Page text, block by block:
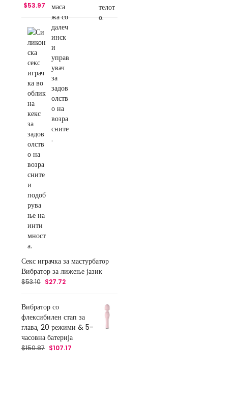
$53.97
Секс играчка за мастурбатор
Вибратор за лижење јазик
$53.10 $27.72
Вибратор со
флексибилен стап за
глава, 20 режими & 5-
часовна батерија
$150.87 $107.17